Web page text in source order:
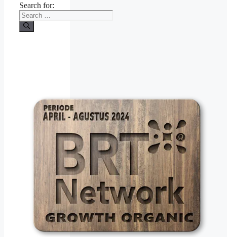
Search for: